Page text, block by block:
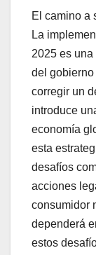
El camino a
La
2025 es
del
corregir un
introduce
economía
esta
desafíos
acciones
consumidor
dependerá
estos